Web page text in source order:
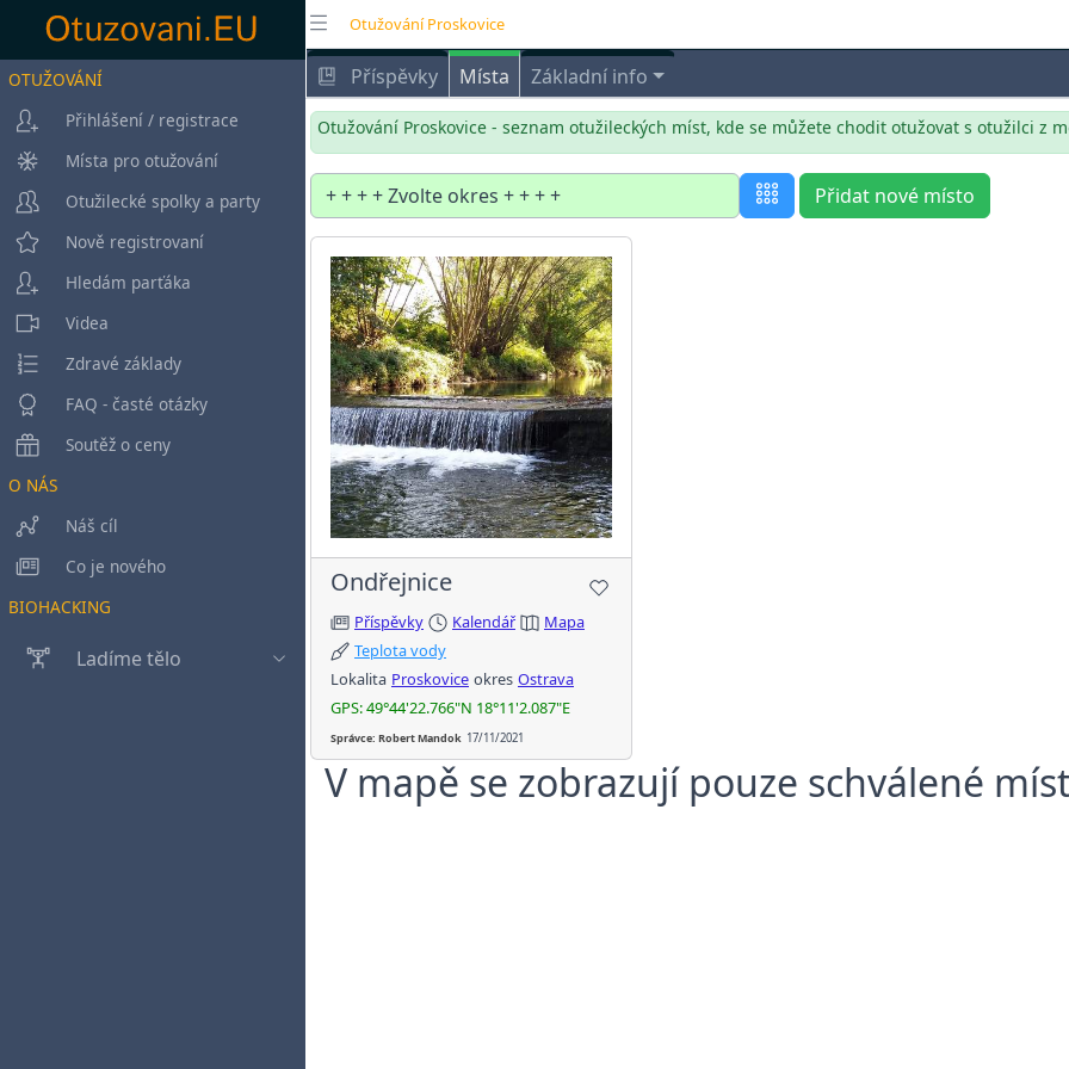
OTUŽOVÁNÍ
Přihlášení / registrace
Místa pro otužování
Otužilecké spolky a party
Nově registrovaní
Hledám parťáka
Videa
Zdravé základy
FAQ - časté otázky
Soutěž o ceny
O NÁS
Náš cíl
Co je nového
BIOHACKING
Ladíme tělo
Otužování Proskovice
Příspěvky Místa Základní info
Otužování Proskovice - seznam otužileckých míst, kde se můžete chodit otužovat s otužilci z
Přidat nové místo
Ondřejnice
Příspěvky Kalendář
Mapa
Teplota vody
Lokalita Proskovice okres Ostrava
GPS: 49°44'22.766"N 18°11'2.087"E
Správce: Robert Mandok 17/11/2021
V mapě se zobrazují pouze schválené